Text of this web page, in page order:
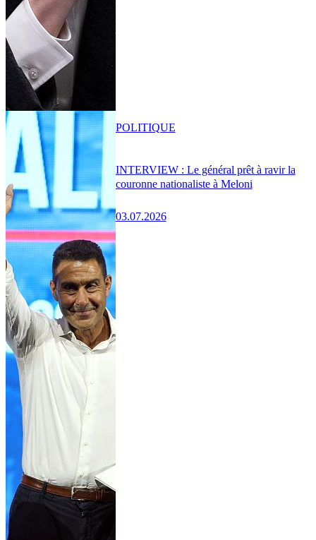
INTERVIEW : Le général prêt à ravir la
couronne nationaliste à Meloni
03.07.2026
POLITIQUE